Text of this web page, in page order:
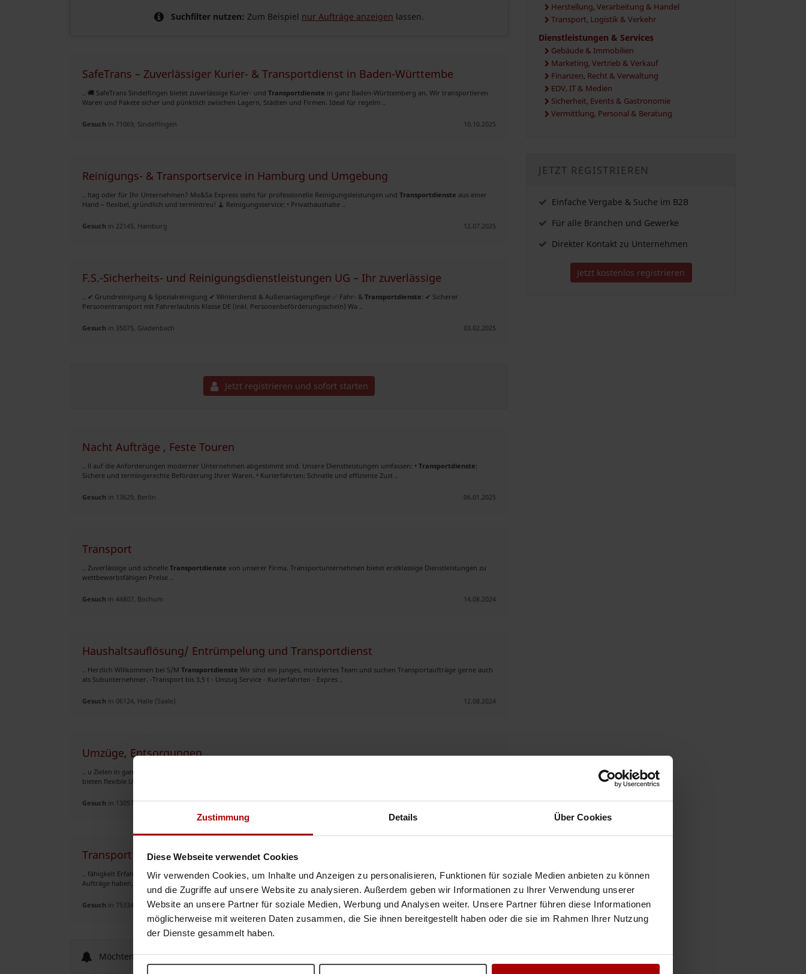
Zustimmung Details Über Cookies
Diese Webseite verwendet Cookies
Wir verwenden Cookies, um Inhalte und Anzeigen zu personalisieren, Funktionen für soziale Medien anbieten zu können
und die Zugriffe auf unsere Website zu analysieren. Außerdem geben wir Informationen zu Ihrer Verwendung unserer
Website an unsere Partner für soziale Medien, Werbung und Analysen weiter. Unsere Partner führen diese Informationen
möglicherweise mit weiteren Daten zusammen, die Sie ihnen bereitgestellt haben oder die sie im Rahmen Ihrer Nutzung
der Dienste gesammelt haben.
Suchfilter nutzen: Zum Beispiel nur Aufträge anzeigen lassen.
SafeTrans – Zuverlässiger Kurier- & Transportdienst in Baden-Württembe
.. 🚚 SafeTrans Sindelfingen bietet zuverlässige Kurier- und Transportdienste in ganz Baden-Württemberg an. Wir transportieren
Waren und Pakete sicher und pünktlich zwischen Lagern, Städten und Firmen. Ideal für regelm ..
Gesuch in 71069, Sindelfingen 10.10.2025
Reinigungs- & Transportservice in Hamburg und Umgebung
.. ltag oder für Ihr Unternehmen? Mo&Sa Express steht für professionelle Reinigungsleistungen und Transportdienste aus einer
Hand – flexibel, gründlich und termintreu! 🧹 Reinigungsservice: • Privathaushalte ..
Gesuch in 22145, Hamburg 12.07.2025
F.S.-Sicherheits- und Reinigungsdienstleistungen UG – Ihr zuverlässige
.. ✔ Grundreinigung & Spezialreinigung ✔ Winterdienst & Außenanlagenpflege ✅ Fahr- & Transportdienste: ✔ Sicherer
Personentransport mit Fahrerlaubnis Klasse DE (inkl. Personenbeförderungsschein) Wa ..
Gesuch in 35075, Gladenbach 03.02.2025
Jetzt registrieren und sofort starten
Nacht Aufträge , Feste Touren
.. ll auf die Anforderungen moderner Unternehmen abgestimmt sind. Unsere Dienstleistungen umfassen: • Transportdienste:
Sichere und termingerechte Beförderung Ihrer Waren. • Kurierfahrten: Schnelle und effiziente Zust ..
Gesuch in 13629, Berlin 06.01.2025
Transport
.. ‏Zuverlässige und schnelle Transportdienste von unserer Firma. Transportunternehmen bietet erstklassige Dienstleistungen zu
wettbewerbsfähigen Preise ..
Gesuch in 44807, Bochum 14.08.2024
Haushaltsauflösung/ Entrümpelung und Transportdienst
.. Herzlich Willkommen bei S/M Transportdienste Wir sind ein junges, motiviertes Team und suchen Transportaufträge gerne auch
als Subunternehmer. -Transport bis 3,5 t - Umzug Service - Kurierfahrten - Expres ..
Gesuch in 06124, Halle (Saale) 12.08.2024
Umzüge, Entsorgungen
.. u Zielen in ganz Europa, einschließlich Küchenumzüge, Büroumzüge, Möbelumzüge und mehr. Schnelle
bieten flexible Umzugszeiträume an, die Ihren Bedürfnissen entsprechen – egal ob es sich um w ..
Gesuch in 13057, Berlin 24.04.2024
Transport sucht Aufträge
.. fähigkeit Erfahrene Fahrer und moderner Fuhrpark Langfristige Kooperationen Wenn Sie regelmäßige Transportdiensteoder
Aufträge haben, die in unser Leistungsspektrum passen, zögern Sie nicht, uns zu kontaktieren. ..
Gesuch in 75334, Straubenhardt 09.04.2024
Möchten Sie neue Anzeigen per E-Mail erhalten? Suchauftrag speichern
Herstellung, Verarbeitung & Handel
Transport, Logistik & Verkehr
Dienstleistungen & Services
Gebäude & Immobilien
Marketing, Vertrieb & Verkauf
Finanzen, Recht & Verwaltung
EDV, IT & Medien
Sicherheit, Events & Gastronomie
Vermittlung, Personal & Beratung
JETZT REGISTRIEREN
Einfache Vergabe & Suche im B2B
Für alle Branchen und Gewerke
Direkter Kontakt zu Unternehmen
Jetzt kostenlos registrieren